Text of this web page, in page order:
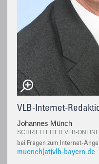
VLB-Internet-
Johannes Münch
SCHRIFTLEITER VLB-ONLINE
bei Fragen zum Internet-
muench(at)vlb-bayern.de